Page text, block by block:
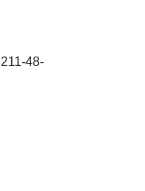
48-